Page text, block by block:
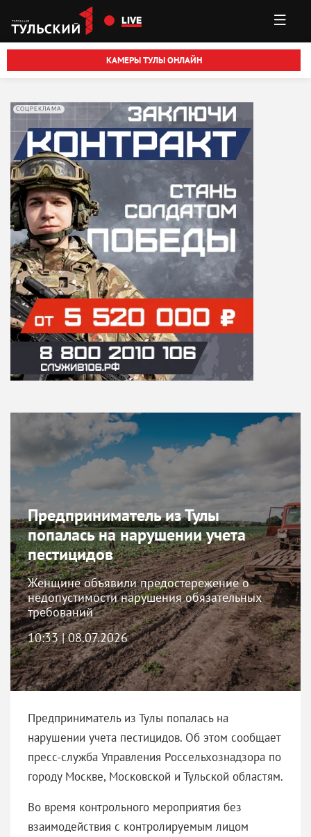
Перейти к основному содержанию
LIVE
КАМЕРЫ ТУЛЫ ОНЛАЙН
СОЦРЕКЛАМА
Предприниматель из Тулы
попалась на нарушении учета
пестицидов
Женщине объявили предостережение о
недопустимости нарушения обязательных
требований
10:33 | 08.07.2026
Предприниматель из Тулы попалась на
нарушении учета пестицидов. Об этом сообщает
пресс-служба Управления Россельхознадзора по
городу Москве, Московской и Тульской областям.
Во время контрольного мероприятия без
взаимодействия с контролируемым лицом